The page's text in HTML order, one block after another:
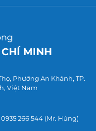
MINH
Phường An Khánh, TP.
Việt Nam
0935 266 544 (Mr. Hùng)